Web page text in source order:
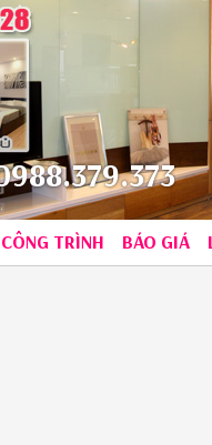
CÔNG TRÌNH BÁO GIÁ